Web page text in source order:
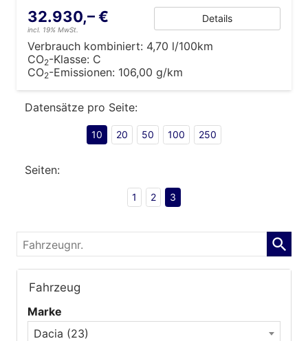
32.930,– €
incl. 19% MwSt.
Details
Verbrauch kombiniert: 4,70 l/100km
CO2-Klasse: C
CO2-Emissionen: 106,00 g/km
Datensätze pro Seite:
10 20 50 100 250
Seiten:
1 2 3
Fahrzeugnr.
Fahrzeug
Marke
Dacia (23)